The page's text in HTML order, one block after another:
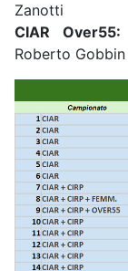
Zanotti
CIAR Over55:
Roberto Gobbin